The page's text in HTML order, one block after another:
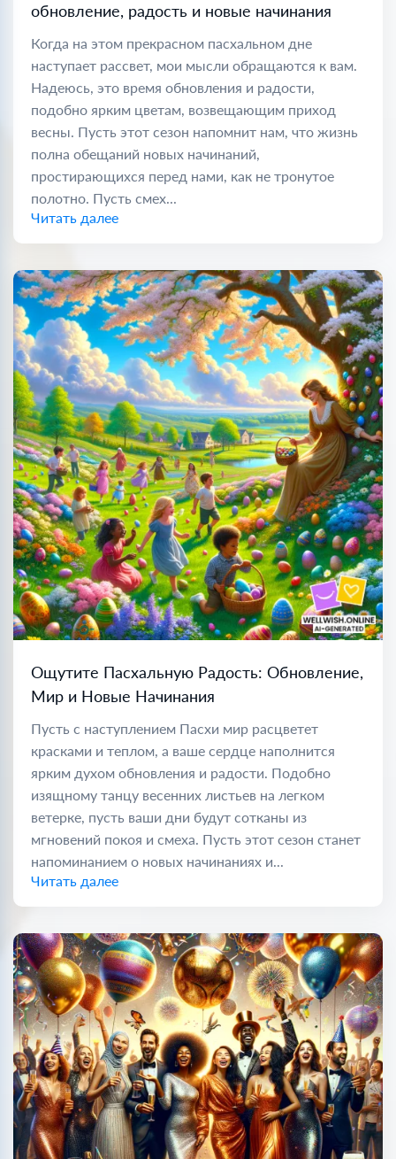
обновление, радость и новые начинания
Когда на этом прекрасном пасхальном дне
наступает рассвет, мои мысли обращаются к вам.
Надеюсь, это время обновления и радости,
подобно ярким цветам, возвещающим приход
весны. Пусть этот сезон напомнит нам, что жизнь
полна обещаний новых начинаний,
простирающихся перед нами, как не тронутое
полотно. Пусть смех...
Читать далее
Ощутите Пасхальную Радость: Обновление,
Мир и Новые Начинания
Пусть с наступлением Пасхи мир расцветет
красками и теплом, а ваше сердце наполнится
ярким духом обновления и радости. Подобно
изящному танцу весенних листьев на легком
ветерке, пусть ваши дни будут сотканы из
мгновений покоя и смеха. Пусть этот сезон станет
напоминанием о новых начинаниях и...
Читать далее